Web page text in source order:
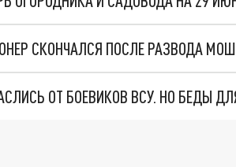
ОТ БОЕВИКОВ ВСУ. НО БЕДЫ